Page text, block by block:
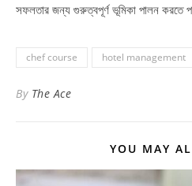
সফলতার জন্য গুরুত্বপূর্ণ ভূমিকা পালন করতে
chef course hotel management
By The Ace
YOU MAY